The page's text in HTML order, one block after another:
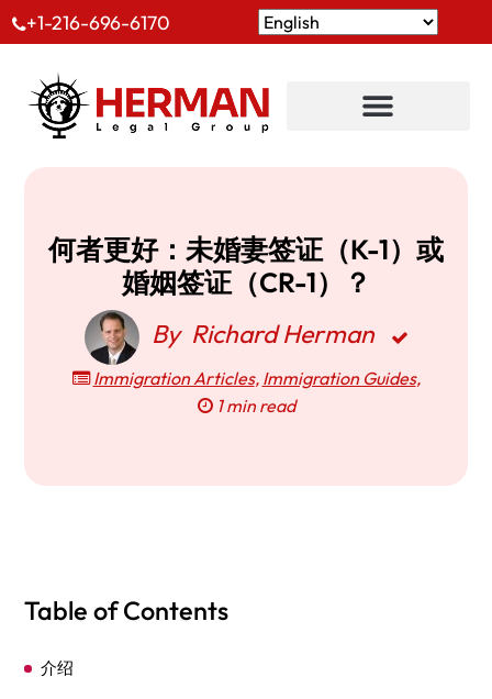
+1-216-696-6170
何者更好：未婚妻签证（K-1）或
婚姻签证（CR-1）？
By Richard Herman
Immigration Articles, Immigration Guides,
1 min read
Table of Contents
介绍